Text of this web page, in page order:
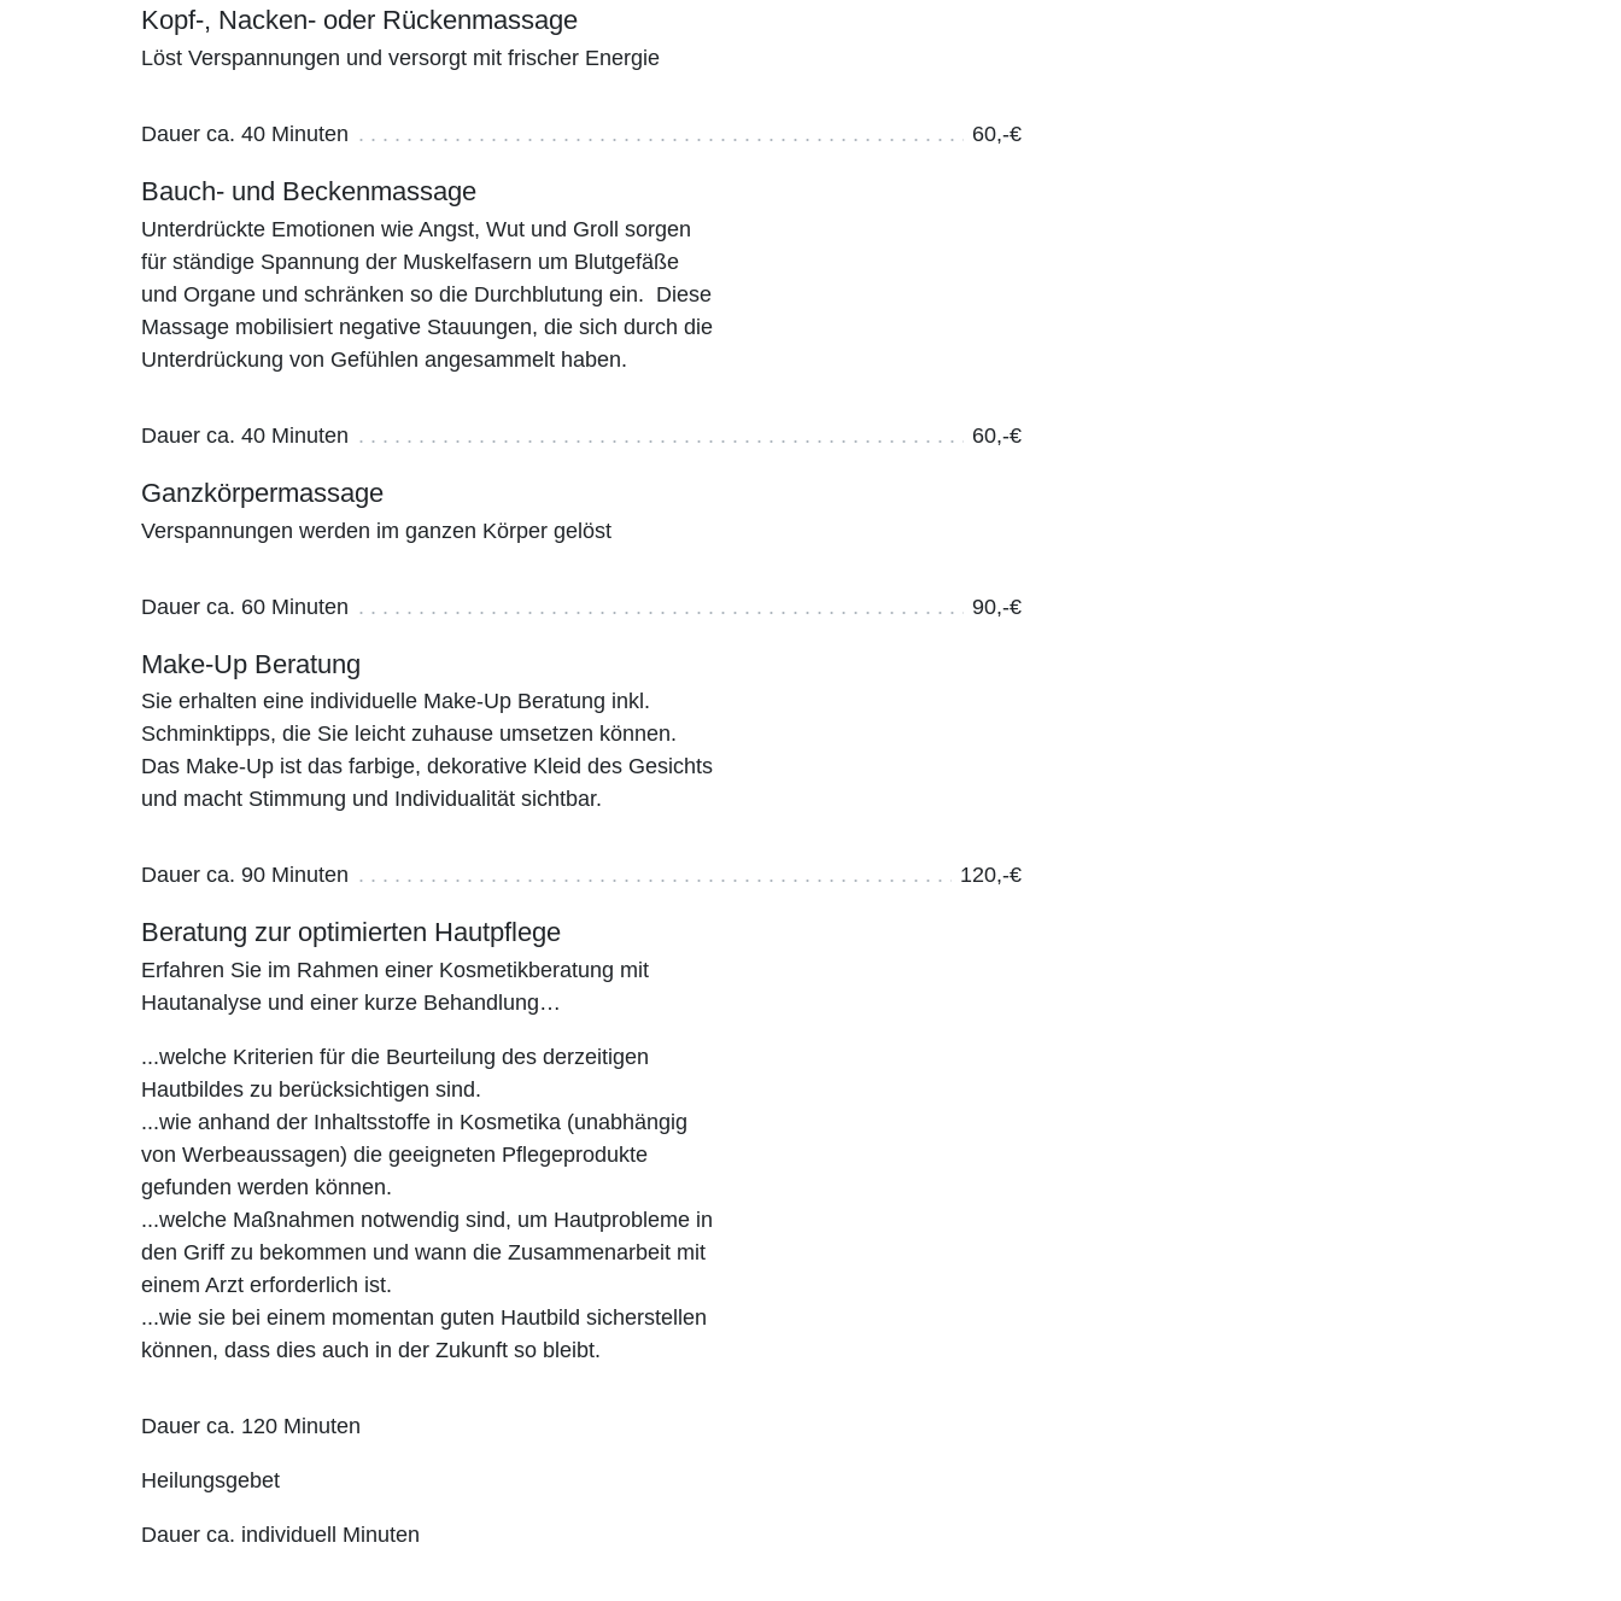
Kopf-, Nacken- oder Rückenmassage
Löst Verspannungen und versorgt mit frischer Energie
Dauer ca. 40 Minuten 60,-€
Bauch- und Beckenmassage
Unterdrückte Emotionen wie Angst, Wut und Groll sorgen
für ständige Spannung der Muskelfasern um Blutgefäße
und Organe und schränken so die Durchblutung ein. Diese
Massage mobilisiert negative Stauungen, die sich durch die
Unterdrückung von Gefühlen angesammelt haben.
Dauer ca. 40 Minuten 60,-€
Ganzkörpermassage
Verspannungen werden im ganzen Körper gelöst
Dauer ca. 60 Minuten 90,-€
Make-Up Beratung
Sie erhalten eine individuelle Make-Up Beratung inkl.
Schminktipps, die Sie leicht zuhause umsetzen können.
Das Make-Up ist das farbige, dekorative Kleid des Gesichts
und macht Stimmung und Individualität sichtbar.
Dauer ca. 90 Minuten 120,-€
Beratung zur optimierten Hautpflege
Erfahren Sie im Rahmen einer Kosmetikberatung mit
Hautanalyse und einer kurze Behandlung…
...welche Kriterien für die Beurteilung des derzeitigen
Hautbildes zu berücksichtigen sind.
...wie anhand der Inhaltsstoffe in Kosmetika (unabhängig
von Werbeaussagen) die geeigneten Pflegeprodukte
gefunden werden können.
...welche Maßnahmen notwendig sind, um Hautprobleme in
den Griff zu bekommen und wann die Zusammenarbeit mit
einem Arzt erforderlich ist.
...wie sie bei einem momentan guten Hautbild sicherstellen
können, dass dies auch in der Zukunft so bleibt.
Dauer ca. 120 Minuten
Heilungsgebet
Dauer ca. individuell Minuten